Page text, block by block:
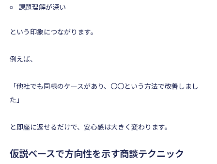
課題理解が深い
という印象につながります。
例えば、
「他社でも同様のケースがあり、〇〇という方法で改善しまし
た」
と即座に返せるだけで、安心感は大きく変わります。
仮説ベースで方向性を示す商談テクニック